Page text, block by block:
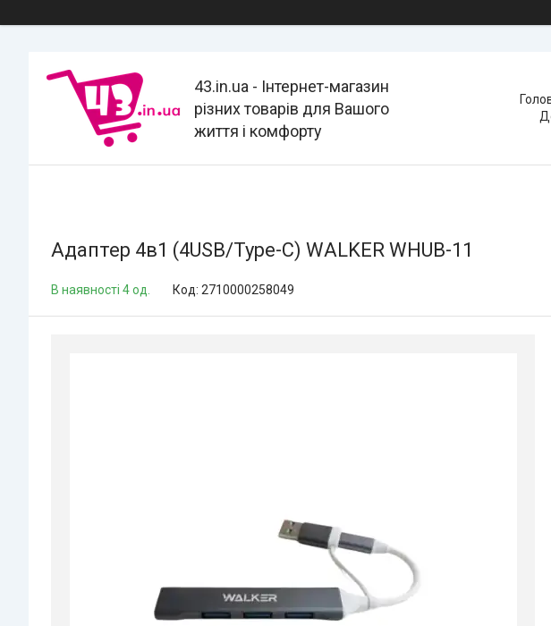
43.in.ua - Інтернет-магазин
різних товарів для Вашого
життя і комфорту
Адаптер 4в1 (4USB/Type-C) WALKER WHUB-11
В наявності 4 од. Код: 2710000258049